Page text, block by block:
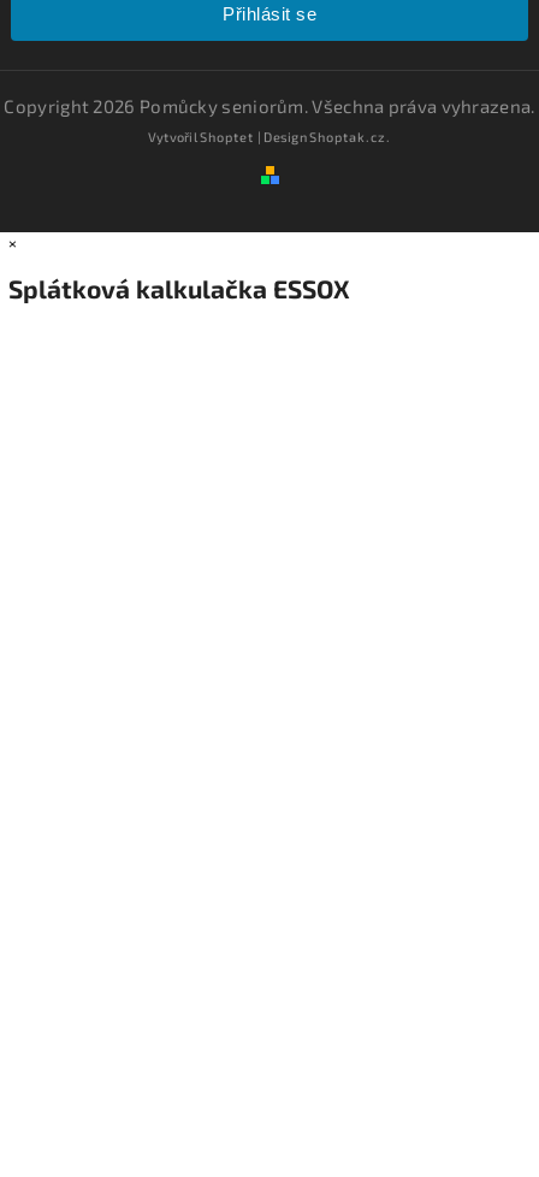
Přihlásit se
Copyright 2026 Pomůcky seniorům. Všechna práva vyhrazena.
VytvořilShoptet | DesignShoptak.cz.
×
Splátková kalkulačka ESSOX